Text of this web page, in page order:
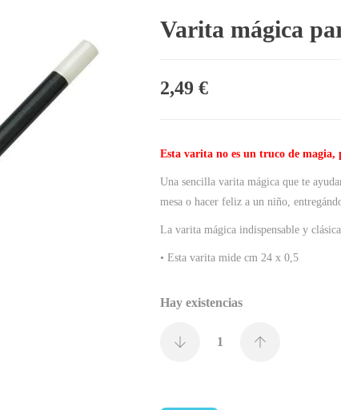
Varita mágica
2,49 €
Esta varita no es un truco de magia,
Una sencilla varita mágica que te
mesa o hacer feliz a un niño,
La varita mágica indispensable y
• Esta varita mide cm 24 x 0,5
Hay existencias